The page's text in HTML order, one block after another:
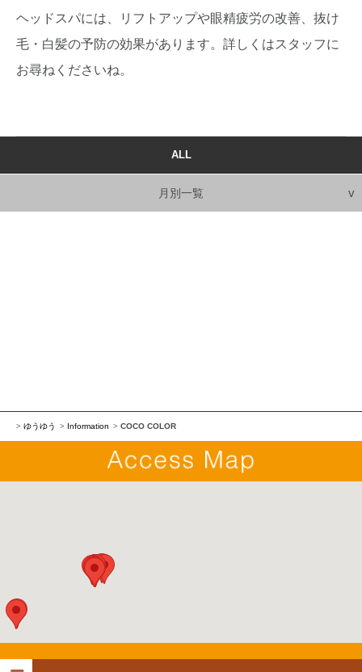
ヘッドスパには、リフトアップや眼精疲労の改善、抜け
毛・白髪の予防の効果があります。詳しくはスタッフに
お尋ねくださいね。
ALL
月別一覧
ゆうゆう Information COCO COLOR